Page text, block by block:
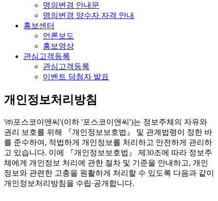
명의변경 안내문
명의변경 양수자 자격 안내
홍보센터
언론보도
홍보영상
관심고객등록
관심고객등록
이벤트 당첨자 발표
개인정보처리방침
'㈜포스코이앤씨'(이하 '포스코이앤씨')는 정보주체의 자유와
권리 보호를 위해 『개인정보보호법』 및 관계법령이 정한 바
를 준수하여, 적법하게 개인정보를 처리하고 안전하게 관리하
고 있습니다. 이에 『개인정보보호법』 제30조에 따라 정보주
체에게 개인정보 처리에 관한 절차 및 기준을 안내하고, 개인
정보와 관련한 고충을 원활하게 처리할 수 있도록 다음과 같이
개인정보처리방침을 수립∙공개합니다.